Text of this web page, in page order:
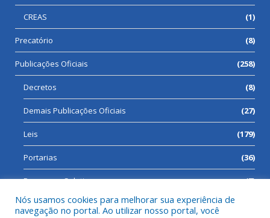
CREAS (1)
Precatório (8)
Publicações Oficiais (258)
Decretos (8)
Demais Publicações Oficiais (27)
Leis (179)
Portarias (36)
Processos Seletivos (7)
Nós usamos cookies para melhorar sua experiência de
navegação no portal. Ao utilizar nosso portal, você